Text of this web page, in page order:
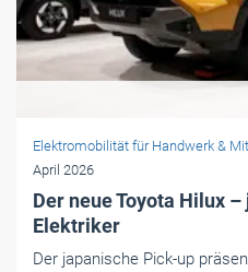
Elektromobilität für Handwerk &
April 2026
Der neue Toyota Hilux
Elektriker
Der japanische Pick-up